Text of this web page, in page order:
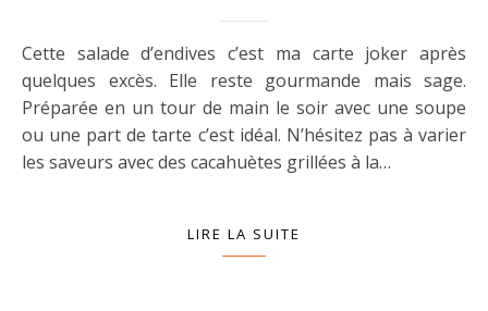
Cette salade d’endives c’est ma carte joker après
quelques excès. Elle reste gourmande mais sage.
Préparée en un tour de main le soir avec une soupe
ou une part de tarte c’est idéal. N’hésitez pas à varier
les saveurs avec des cacahuètes grillées à la…
LIRE LA SUITE